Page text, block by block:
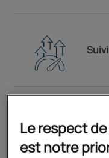
Le respect
est notre